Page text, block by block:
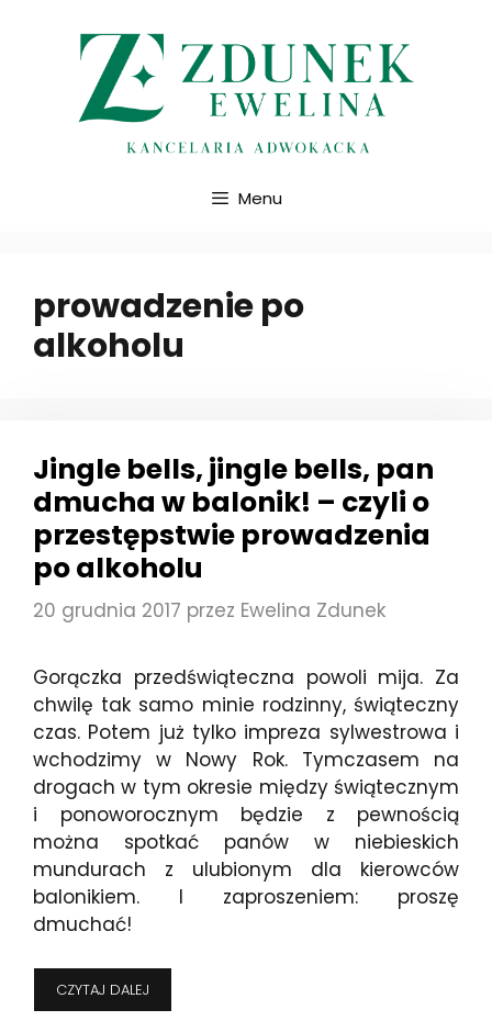
Menu
prowadzenie po
alkoholu
Jingle bells, jingle bells, pan
dmucha w balonik! – czyli o
przestępstwie prowadzenia
po alkoholu
20 grudnia 2017 przez Ewelina Zdunek
Gorączka przedświąteczna powoli mija. Za
chwilę tak samo minie rodzinny, świąteczny
czas. Potem już tylko impreza sylwestrowa i
wchodzimy w Nowy Rok. Tymczasem na
drogach w tym okresie między świątecznym
i ponoworocznym będzie z pewnością
można spotkać panów w niebieskich
mundurach z ulubionym dla kierowców
balonikiem. I zaproszeniem: proszę
dmuchać!
CZYTAJ DALEJ
BELLS,